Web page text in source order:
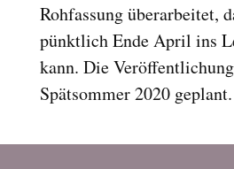
Rohfassung überarbeitet,
pünktlich Ende April ins
kann. Die
Spätsommer 2020 geplant.
format_underlined Links
font_download Links markieren
all